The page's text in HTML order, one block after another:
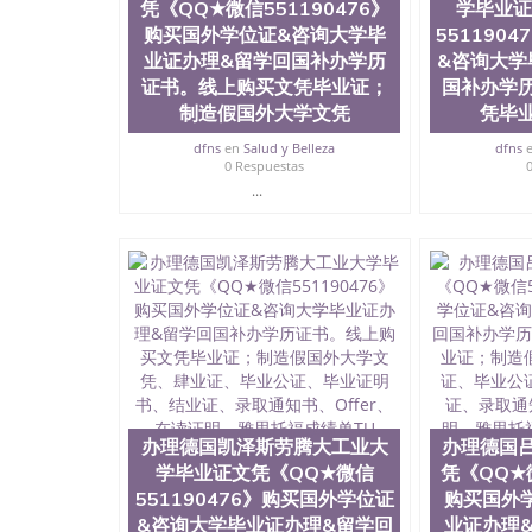
理德国萨尔不吕肯大学毕业证文凭《QQ★微信
国补办学历证书。线上购买文凭毕业证；制造
证、录取通知书、Offer、在读证明、雅思托福
凭《QQ★微信551190476》
购买国外学位证&咨询大学毕
业证办理&留学回国补办学历
证书。线上购买文凭毕业证；
制造假国外大学文凭
dfns enSalud y Belleza
0 Respuestas
...
学毕业
&咨询大
国补办学
凭毕
dfns
办理德国凯泽斯劳腾大工业大
学毕业证文凭《QQ★微信
551190476》购买国外学位证
&咨询大学毕业证办理&留学回
办理德国
凭《QQ★
购买国外
业证办理